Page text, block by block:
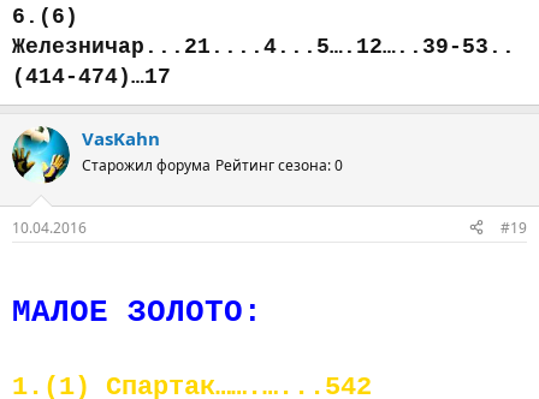
6.(6)
Железничар...21....4...5….12…..39-53..
(414-474)…17
VasKahn
Старожил форума Рейтинг сезона: 0
10.04.2016 #19
МАЛОЕ ЗОЛОТО:
1.(1) Спартак…….…...542